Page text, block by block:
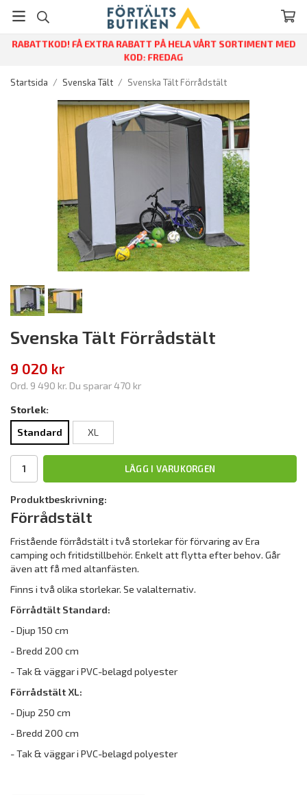
RABATTKOD! FÅ EXTRA RABATT PÅ HELA VÅRT SORTIMENT MED
KOD: FREDAG
Startsida / Svenska Tält / Svenska Tält Förrådstält
Svenska Tält Förrådstält
9 020 kr
Ord. 9 490 kr. Du sparar470 kr
Storlek:
Standard
XL
LÄGG I VARUKORGEN
Produktbeskrivning:
Förrådstält
Fristående förrådstält i två storlekar för förvaring av Era
camping och fritidstillbehör. Enkelt att flytta efter behov. Går
även att få med altanfästen.
Finns i två olika storlekar. Se valalternativ.
Förrådtält Standard:
- Djup 150 cm
- Bredd 200 cm
- Tak & väggar i PVC-belagd polyester
Förrådstält XL:
- Djup 250 cm
- Bredd 200 cm
- Tak & väggar i PVC-belagd polyester